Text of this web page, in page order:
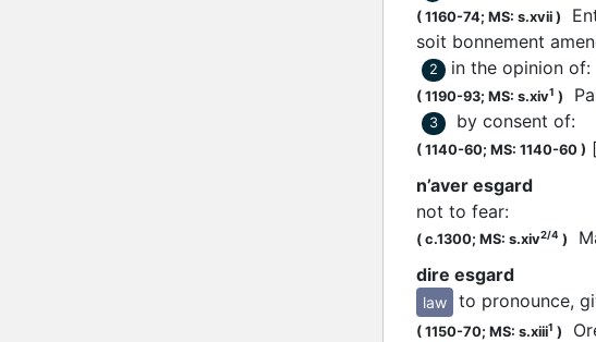
( 1160-74; MS: s.xvii )
soit bonnement
2 in the opinion of:
( 1190-93; MS: s.xiv1 )
3 by consent of:
( 1140-60; MS: 1140-60 )
n’aver esgard
not to fear:
( c.1300; MS: s.xiv2/4 )
dire esgard
law to pronounce,
( 1150-70; MS: s.xiii1 )